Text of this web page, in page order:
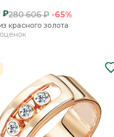
₽280 606₽ -65%
красного золота